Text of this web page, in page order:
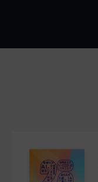
公司研究